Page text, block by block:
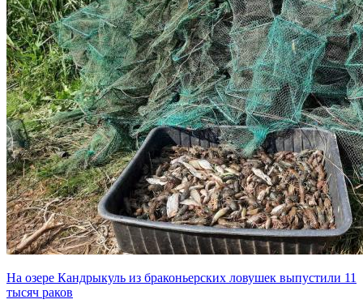
На озере Кандрыкуль из браконьерских ловушек выпустили 11
тысяч раков